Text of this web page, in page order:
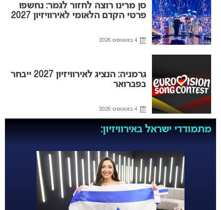
סן מרינו רוצה לחזור לגמר: נחשפו
פרטי הקדם הלאומי לאירוויזיון 2027
4 באוגוסט 2026
גרמניה: הנציג לאירוויזיון 2027 ייבחר
בפברואר
4 באוגוסט 2026
מתמודדי ישראל באירוויזיון: